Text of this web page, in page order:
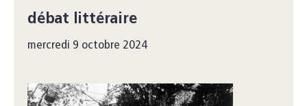
débat littéraire
mercredi 9 octobre 2024